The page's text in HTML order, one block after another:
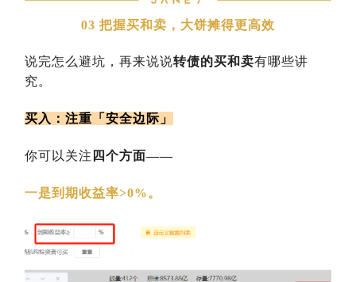
03 把握买和卖，大饼摊得更高效
说完怎么避坑，再来说说转债的买和卖有哪些讲
究。
买入：注重「安全边际」
你可以关注 四个方面——
一是到期收益率>0%。